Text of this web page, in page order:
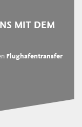
MIT DEM
Flughafentransfer